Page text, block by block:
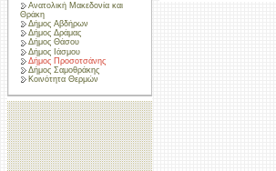
Ανατολική Μακεδονία και
Θράκη
Δήμος Αβδήρων
Δήμος Δράμας
Δήμος Θάσου
Δήμος Ιάσμου
Δήμος Προσοτσάνης
Δήμος Σαμοθράκης
Κοινότητα Θερμών